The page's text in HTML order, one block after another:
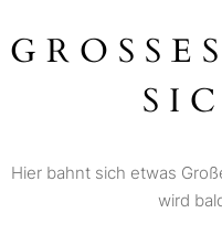
Hier bahnt sich etwas
wird